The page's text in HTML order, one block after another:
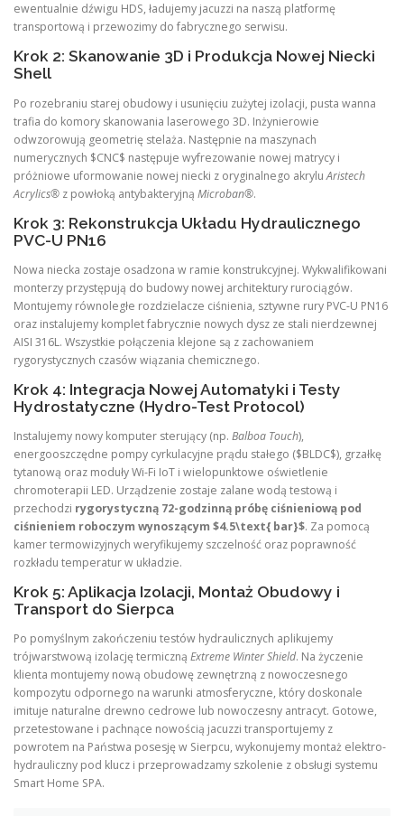
ewentualnie dźwigu HDS, ładujemy jacuzzi na naszą platformę
transportową i przewozimy do fabrycznego serwisu.
Krok 2: Skanowanie 3D i Produkcja Nowej Niecki
Shell
Po rozebraniu starej obudowy i usunięciu zużytej izolacji, pusta wanna
trafia do komory skanowania laserowego 3D. Inżynierowie
odwzorowują geometrię stelaża. Następnie na maszynach
numerycznych $CNC$ następuje wyfrezowanie nowej matrycy i
próżniowe uformowanie nowej niecki z oryginalnego akryluAristech
Acrylics® z powłoką antybakteryjną Microban®.
Krok 3: Rekonstrukcja Układu Hydraulicznego
PVC-U PN16
Nowa niecka zostaje osadzona w ramie konstrukcyjnej. Wykwalifikowani
monterzy przystępują do budowy nowej architektury rurociągów.
Montujemy równoległe rozdzielacze ciśnienia, sztywne rury PVC-U PN16
oraz instalujemy komplet fabrycznie nowych dysz ze stali nierdzewnej
AISI 316L. Wszystkie połączenia klejone są z zachowaniem
rygorystycznych czasów wiązania chemicznego.
Krok 4: Integracja Nowej Automatyki i Testy
Hydrostatyczne (Hydro-Test Protocol)
Instalujemy nowy komputer sterujący (np. Balboa Touch),
energooszczędne pompy cyrkulacyjne prądu stałego ($BLDC$), grzałkę
tytanową oraz moduły Wi-Fi IoT i wielopunktowe oświetlenie
chromoterapii LED. Urządzenie zostaje zalane wodą testową i
przechodzi rygorystyczną 72-godzinną próbę ciśnieniową pod
ciśnieniem roboczym wynoszącym $4.5\text{ bar}$. Za pomocą
kamer termowizyjnych weryfikujemy szczelność oraz poprawność
rozkładu temperatur w układzie.
Krok 5: Aplikacja Izolacji, Montaż Obudowy i
Transport do Sierpca
Po pomyślnym zakończeniu testów hydraulicznych aplikujemy
trójwarstwową izolację termiczną Extreme Winter Shield. Na życzenie
klienta montujemy nową obudowę zewnętrzną z nowoczesnego
kompozytu odpornego na warunki atmosferyczne, który doskonale
imituje naturalne drewno cedrowe lub nowoczesny antracyt. Gotowe,
przetestowane i pachnące nowością jacuzzi transportujemy z
powrotem na Państwa posesję w Sierpcu, wykonujemy montaż elektro-
hydrauliczny pod klucz i przeprowadzamy szkolenie z obsługi systemu
Smart Home SPA.